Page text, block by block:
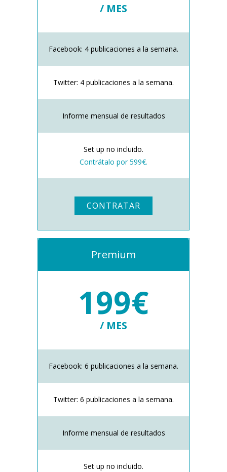
/ MES
Facebook: 4 publicaciones a la semana.
Twitter: 4 publicaciones a la semana.
Informe mensual de resultados
Set up no incluido.
Contrátalo por 599€.
CONTRATAR
Premium
199€
/ MES
Facebook: 6 publicaciones a la semana.
Twitter: 6 publicaciones a la semana.
Informe mensual de resultados
Set up no incluido.